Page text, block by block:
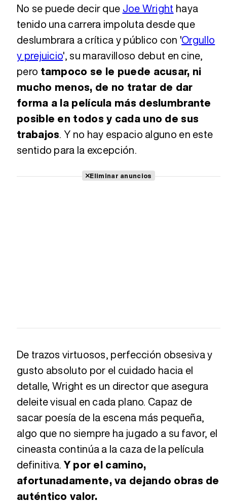
No se puede decir que Joe Wright haya
tenido una carrera impoluta desde que
deslumbrara a crítica y público con 'Orgullo
y prejuicio', su maravilloso debut en cine,
pero tampoco se le puede acusar, ni
mucho menos, de no tratar de dar
forma a la película más deslumbrante
posible en todos y cada uno de sus
trabajos. Y no hay espacio alguno en este
sentido para la excepción.
Eliminar anuncios
De trazos virtuosos, perfección obsesiva y
gusto absoluto por el cuidado hacia el
detalle, Wright es un director que asegura
deleite visual en cada plano. Capaz de
sacar poesía de la escena más pequeña,
algo que no siempre ha jugado a su favor, el
cineasta continúa a la caza de la película
definitiva.Y por el camino,
afortunadamente, va dejando obras de
auténtico valor.